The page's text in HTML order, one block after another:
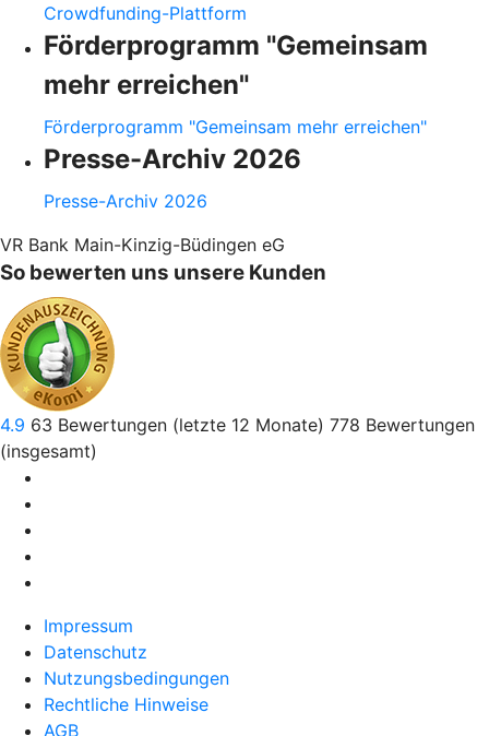
Crowdfunding-Plattform
Förderprogramm "Gemeinsam
mehr erreichen"
Förderprogramm "Gemeinsam mehr erreichen"
Presse-Archiv 2026
Presse-Archiv 2026
VR Bank Main-Kinzig-Büdingen eG
So bewerten uns unsere Kunden
4.9 63 Bewertungen (letzte 12 Monate) 778 Bewertungen
(insgesamt)
Impressum
Datenschutz
Nutzungsbedingungen
Rechtliche Hinweise
AGB